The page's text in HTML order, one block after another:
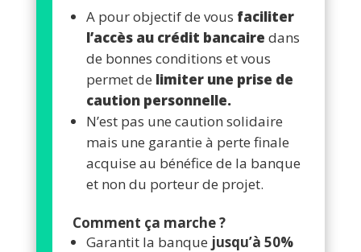
A pour objectif de vous faciliter
l’accès au crédit bancaire dans
de bonnes conditions et vous
permet de limiter une prise de
caution personnelle.
N’est pas une caution solidaire
mais une garantie à perte finale
acquise au bénéfice de la banque
et non du porteur de projet.
Comment ça marche ?
Garantit la banque jusqu’à 50%